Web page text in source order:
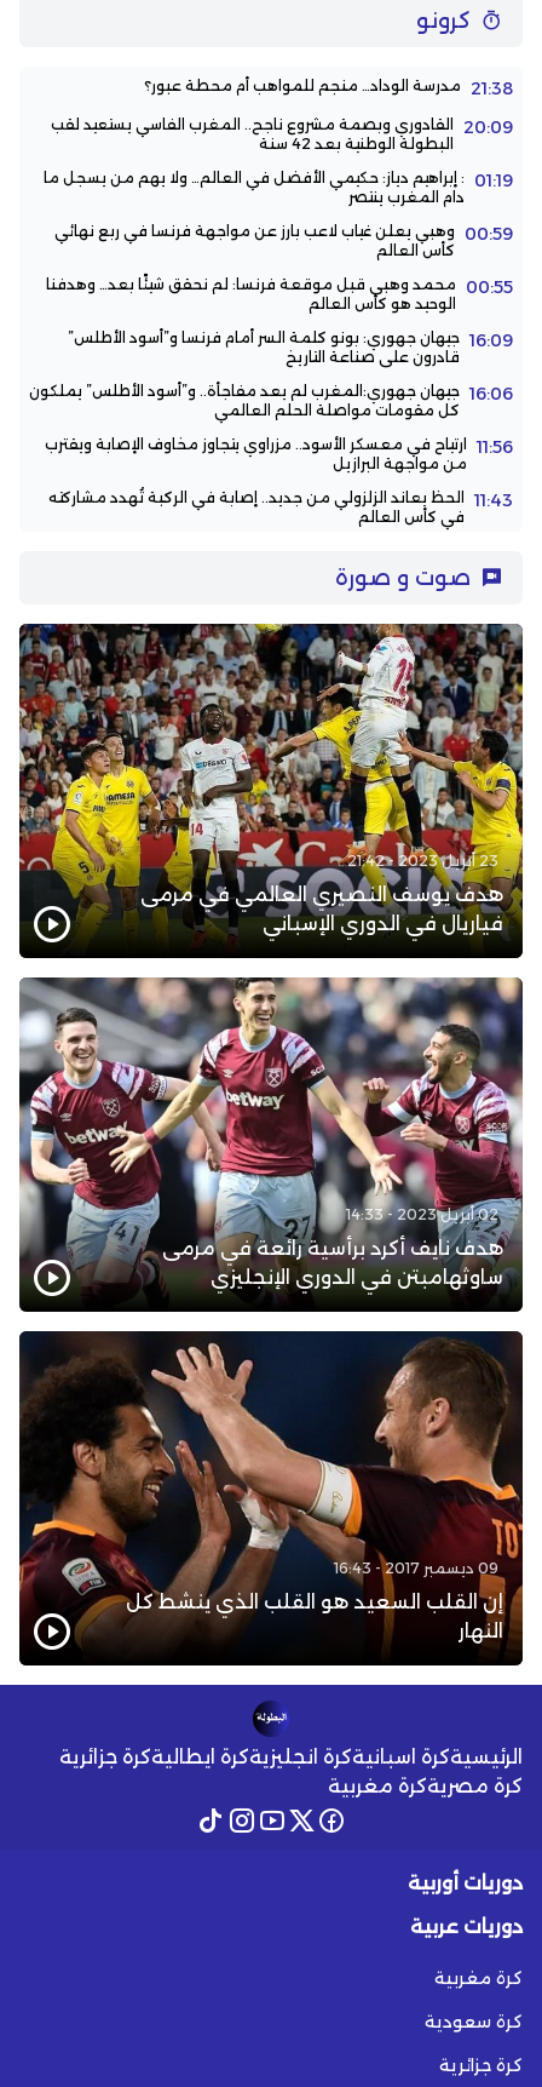
كرونو
21:38 مدرسة الوداد… منجم للمواهب أم محطة عبور؟
20:09
القادوري وبصمة مشروع ناجح.. المغرب الفاسي يستعيد لقب
البطولة الوطنية بعد 42 سنة
01:19
: إبراهيم دياز: حكيمي الأفضل في العالم… ولا يهم من يسجل ما
دام المغرب ينتصر
00:59
وهبي يعلن غياب لاعب بارز عن مواجهة فرنسا في ربع نهائي
كأس العالم
00:55
محمد وهبي قبل موقعة فرنسا: لم نحقق شيئًا بعد… وهدفنا
الوحيد هو كأس العالم
16:09 جيهان جهوري: بونو كلمة السر أمام فرنسا و”أسود الأطلس”
قادرون على صناعة التاريخ
16:06 جيهان جهوري:المغرب لم يعد مفاجأة.. و”أسود الأطلس” يملكون
كل مقومات مواصلة الحلم العالمي
11:56
ارتياح في معسكر الأسود.. مزراوي يتجاوز مخاوف الإصابة ويقترب
من مواجهة البرازيل
11:43
الحظ يعاند الزلزولي من جديد.. إصابة في الركبة تُهدد مشاركته
في كأس العالم
صوت و صورة
23 أبريل 2023 - 21:42
هدف يوسف النصيري العالمي في مرمى
فياريال في الدوري الإسباني
02 أبريل 2023 - 14:33
هدف نايف أكرد برأسية رائعة في مرمى
ساوثهامبتن في الدوري الإنجليزي
09 ديسمبر 2017 - 16:43
إن القلب السعيد هو القلب الذي ينشط كل
النهار
الرئيسيةكرة اسبانيةكرة انجليزيةكرة ايطاليةكرة جزائرية
كرة مصريةكرة مغربية
دوريات أوربية
دوريات عربية
كرة مغربية
كرة سعودية
كرة جزائرية